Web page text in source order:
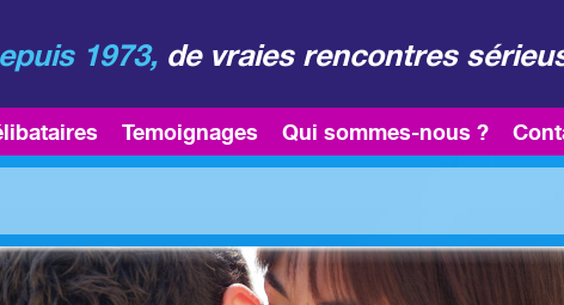
1973,de vraies rencontres
Temoignages Qui sommes-nous ?